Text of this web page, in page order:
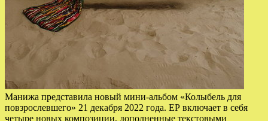
Манижа представила новый мини-альбом «Колыбель для
повзрослевшего» 21 декабря 2022 года. ЕР включает в себя
четыре новых композиции, дополненные текстовыми